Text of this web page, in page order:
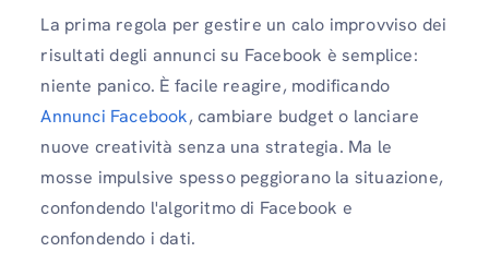
La prima regola per gestire un calo improvviso dei
risultati degli annunci su Facebook è semplice:
niente panico. È facile reagire, modificando
Annunci Facebook, cambiare budget o lanciare
nuove creatività senza una strategia. Ma le
mosse impulsive spesso peggiorano la situazione,
confondendo l'algoritmo di Facebook e
confondendo i dati.